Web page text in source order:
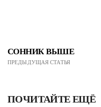
СОННИК ВЫШЕ
ПРЕДЫДУЩАЯ СТАТЬЯ
ПОЧИТАЙТЕ ЕЩЁ